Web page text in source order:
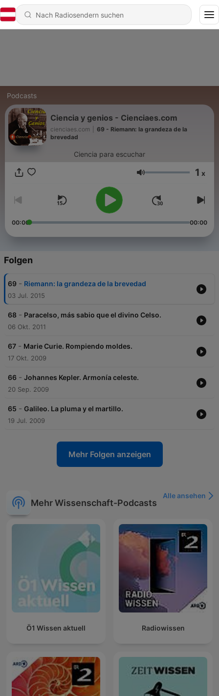
Podcasts
Ciencia y genios - Cienciaes.com
cienciaes.com
69 - Riemann: la grandeza de la
brevedad
Ciencia para escuchar
Lautstärke 1 x
00:00 00:00
Folgen
69 - Riemann: la grandeza de la brevedad
03 Jul. 2015
68 - Paracelso, más sabio que el divino Celso.
06 Okt. 2011
67 - Marie Curie. Rompiendo moldes.
17 Okt. 2009
66 - Johannes Kepler. Armonía celeste.
20 Sep. 2009
65 - Galileo. La pluma y el martillo.
19 Jul. 2009
Mehr Folgen anzeigen
Mehr Wissenschaft-Podcasts
Alle ansehen
Ö1 Wissen aktuell Radiowissen